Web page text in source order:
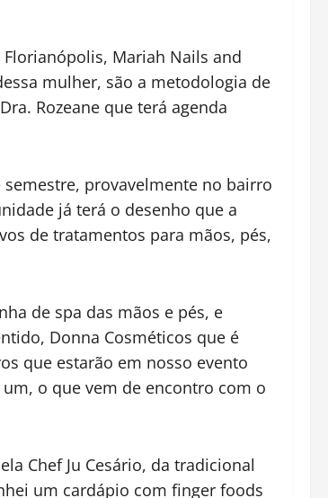
Mariah Nails and
mulher, são a metodologia de
Rozeane que terá agenda
provavelmente no bairro
já terá o desenho que a
de tratamentos para mãos, pés,
de spa das mãos e pés, e
Donna Cosméticos que é
que estarão em nosso evento
o que vem de encontro com o
Chef Ju Cesário, da tradicional
um cardápio com finger foods